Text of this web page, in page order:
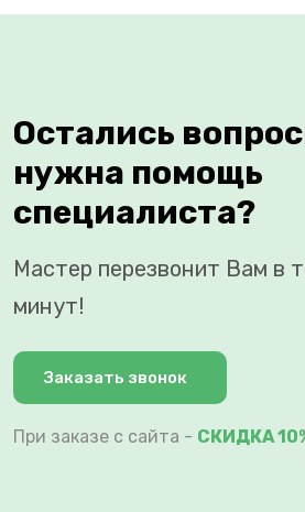
Остались
нужна помощь
специалиста?
Мастер перезвонит Вам в
минут!
Заказать звонок
При заказе с сайта - СКИДКА